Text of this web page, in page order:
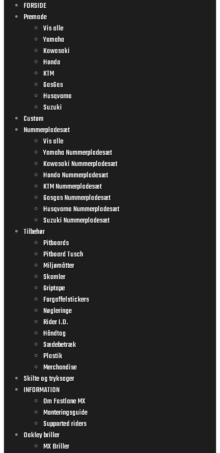
FORSIDE
Premade
Vis alle
Yamaha
Kawasaki
Honda
KTM
GasGas
Husqvarna
Suzuki
Custom
Nummerpladesæt
Vis alle
Yamaha Nummerpladesæt
Kawasaki Nummerpladesæt
Honda Nummerpladesæt
KTM Nummerpladesæt
Gasgas Nummerpladesæt
Husqvarna Nummerpladesæt
Suzuki Nummerpladesæt
Tilbehør
Pitboards
Pitboard Tusch
Miljømåtter
Skamler
Griptape
Forgaffelstickers
Nøgleringe
Rider I.D.
Håndtag
Sædebetræk
Plastik
Merchandise
Skilte og tryksager
INFORMATION
Om Fastlane MX
Monteringsguide
Supported riders
Oakley briller
MX Briller